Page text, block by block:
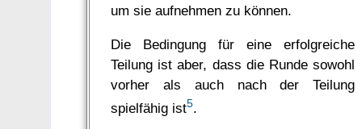
um sie aufnehmen zu können.
Die Bedingung für eine erfolgreiche
Teilung ist aber, dass die Runde sowohl
vorher als auch nach der Teilung
spielfähig ist5.